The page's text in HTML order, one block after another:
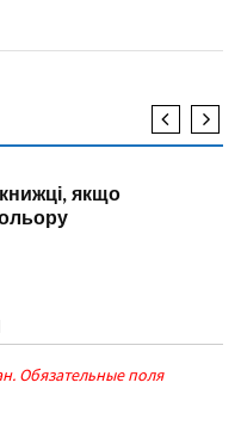
якщо
Обязательные поля